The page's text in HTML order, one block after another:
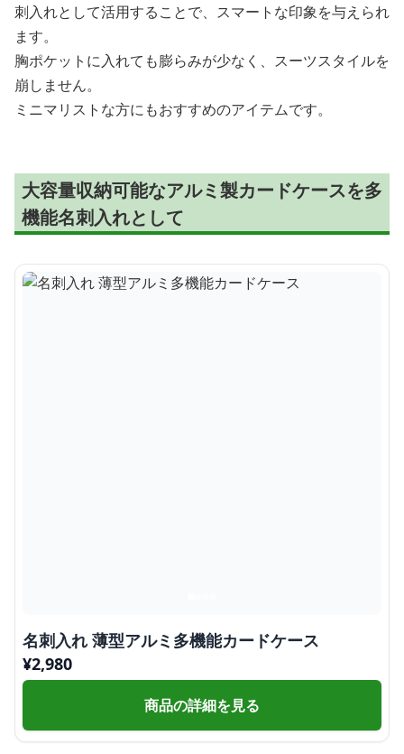
刺入れとして活用することで、スマートな印象を与えられ
ます。
胸ポケットに入れても膨らみが少なく、スーツスタイルを
崩しません。
ミニマリストな方にもおすすめのアイテムです。
大容量収納可能なアルミ製カードケースを多
機能名刺入れとして
名刺入れ 薄型アルミ多機能カードケース
¥2,980
商品の詳細を見る